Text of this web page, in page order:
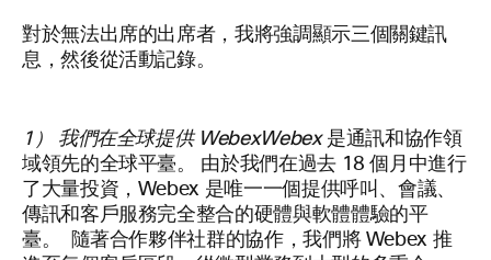
對於無法出席的出席者，我將強調顯示三個關鍵訊
息，然後從活動記錄。
1） 我們在全球提供 WebexWebex 是通訊和協作領
域領先的全球平臺。 由於我們在過去 18 個月中進行
了大量投資，Webex 是唯一一個提供呼叫、會議、
傳訊和客戶服務完全整合的硬體與軟體體驗的平
臺。 隨著合作夥伴社群的協作，我們將 Webex 推